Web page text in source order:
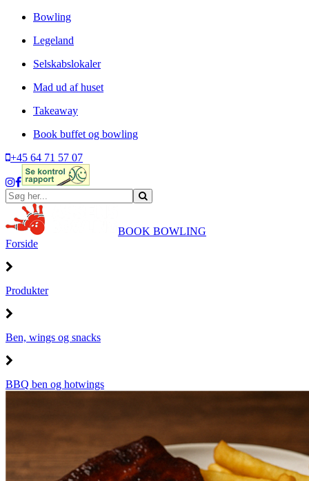
Bowling
Legeland
Selskabslokaler
Mad ud af huset
Takeaway
Book buffet og bowling
+45 64 71 57 07
BOOK BOWLING
Forside
Produkter
Ben, wings og snacks
BBQ ben og hotwings